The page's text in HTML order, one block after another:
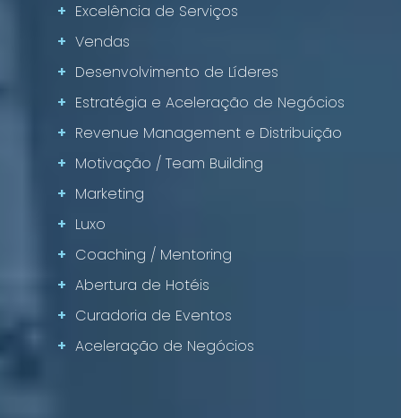
+ Excelência de Serviços
+ Vendas
+ Desenvolvimento de Líderes
+ Estratégia e Aceleração de Negócios
+ Revenue Management e Distribuição
+ Motivação / Team Building
+ Marketing
+ Luxo
+ Coaching / Mentoring
+ Abertura de Hotéis
+ Curadoria de Eventos
+ Aceleração de Negócios